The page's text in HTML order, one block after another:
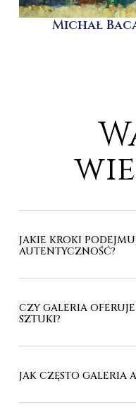
Michał
JAKIE KROKI
AUTENTYCZNOŚĆ?
CZY GALERIA
SZTUKI?
JAK CZĘSTO GALERIA